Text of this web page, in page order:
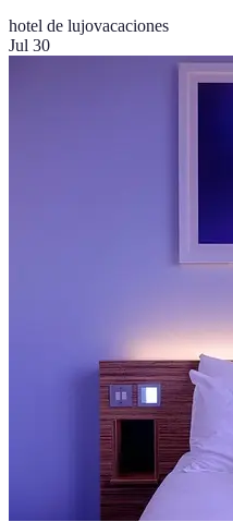
hotel de lujovacaciones
Jul 30